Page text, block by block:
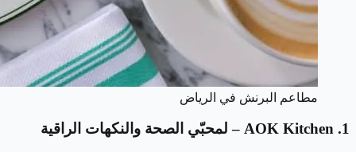
مطاعم البرنش في الرياض
1. AOK Kitchen – لمحبّي الصحة والنكهات الراقية